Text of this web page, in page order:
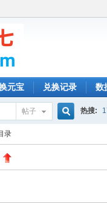
元宝 兑换记录 数
帖子 热搜:
录